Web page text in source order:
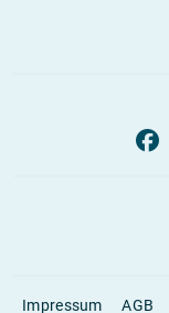
Impressum AGB